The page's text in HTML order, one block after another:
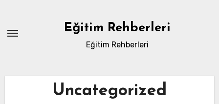
content
Eğitim Rehberleri
Eğitim Rehberleri
Uncategorized